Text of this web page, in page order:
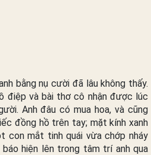
bằng nụ cười đã lâu không thấy.
điệp và bài thơ cô nhận được lúc
Anh đâu có mua hoa, và cũng
đồng hồ trên tay; mặt kính xanh
con mắt tinh quái vừa chớp nháy
hiện lên trong tâm trí anh qua